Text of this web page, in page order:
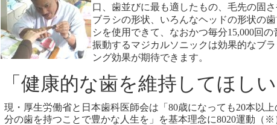
口、歯並びに最も適したもの、毛先の固さ
ブラシの形状、いろんなヘッドの形状の歯
シを使用できて、なおかつ毎分15,000回の
振動するマジカルソニックは効果的なブ
ング効果が期待できます。
「健康的な歯を維持してほしい
現・厚生労働省と日本歯科医師会は「80歳になっても20本以上
分の歯を持つことで豊かな人生を」を基本理念に8020運動（※